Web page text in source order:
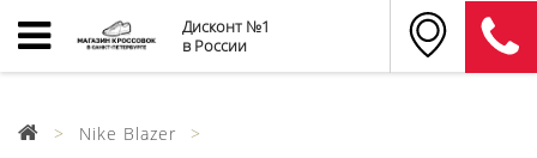
Дисконт №1
в России
Nike Blazer